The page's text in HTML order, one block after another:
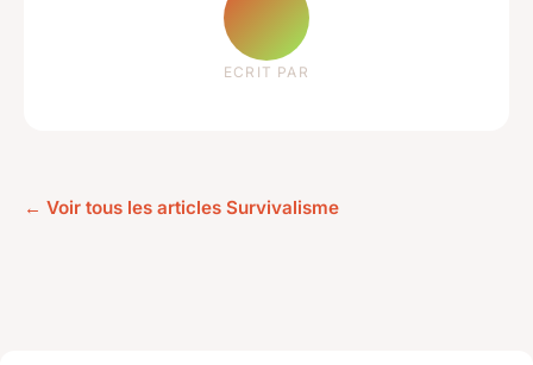
ECRIT PAR
← Voir tous les articles Survivalisme